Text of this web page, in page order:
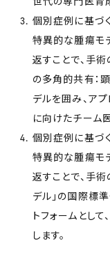
個別症例に基づ
特異的な腫瘍モ
返すことで、手
の多角的共有：
デルを囲み、ア
に向けたチーム
個別症例に基づ
特異的な腫瘍モ
返すことで、手
デル」の国際標
トフォームとし
します。